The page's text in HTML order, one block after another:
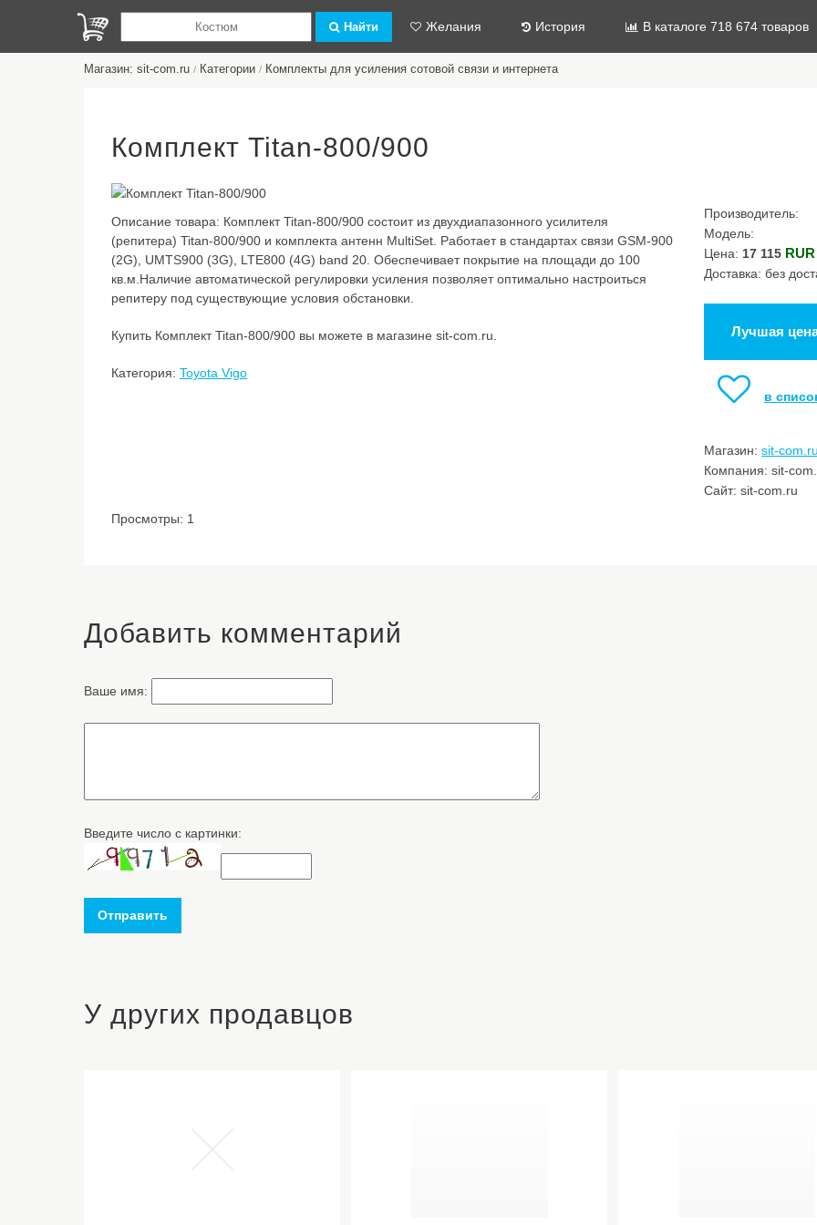
Найти Желания История В каталоге 718 674 товаров
Магазин: sit-com.ru / Категории / Комплекты для усиления сотовой связи и интернета
Комплект Titan-800/900
Описание товара: Комплект Titan-800/900 состоит из двухдиапазонного усилителя
(репитера) Titan-800/900 и комплекта антенн MultiSet. Работает в стандартах связи GSM-900
(2G), UMTS900 (3G), LTE800 (4G) band 20. Обеспечивает покрытие на площади до 100
кв.м.Наличие автоматической регулировки усиления позволяет оптимально настроиться
репитеру под существующие условия обстановки.
Купить Комплект Titan-800/900 вы можете в магазине sit-com.ru.
Категория: Toyota Vigo
Производитель:
Модель:
Цена: 17 115 RUR
Доставка: без
Лучшая
в
Магазин: sit-
Компания: sit-
Сайт: sit-com.ru
Просмотры: 1
Добавить комментарий
Ваше имя:
Введите число с картинки:
Отправить
У других продавцов